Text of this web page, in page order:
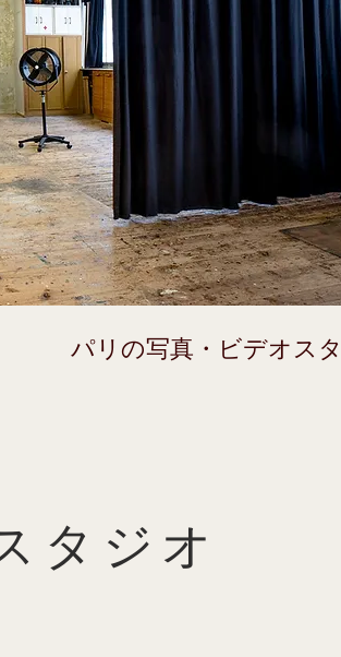
ーのルックブック：あなたのファッシ
しょう。私たちのスタジオは、あなたの
ルバムとアーティストのプロモーショ
ルの制作に最適です。
、版画、絵画など 当スタジオでは、お
販売のための商品撮影。私たちのスタ
ビデオ設備を備えたスタジオで、プロフ
ァーによるマスタークラス：レノム・フ
フェッショナルで快適な環境でポッドキャ
本：コメディアンや俳優のためのプロフ
タジオはダンサーズブックの制作に最適
パリの写真・ビデオス
タジオ